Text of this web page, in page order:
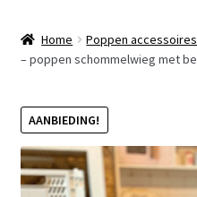
Afrekenen
Retouren
Over ons
Home Poppen accessoires
– poppen schommelwieg met
AANBIEDING!